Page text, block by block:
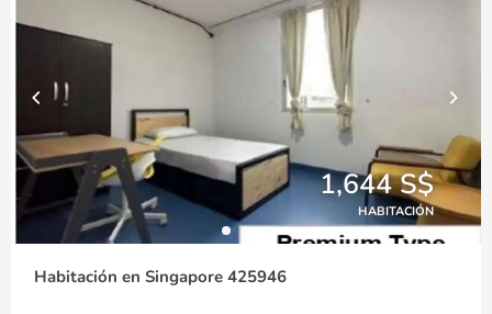
1,644 S$
HABITACIÓN
Habitación en Singapore 425946